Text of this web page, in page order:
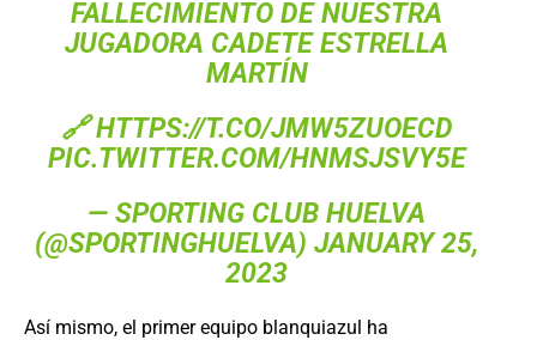
FALLECIMIENTO DE NUESTRA
JUGADORA CADETE ESTRELLA
MARTÍN
🔗HTTPS://T.CO/JMW5ZUOECD
PIC.TWITTER.COM/HNMSJSVY5E
— SPORTING CLUB HUELVA
(@SPORTINGHUELVA) JANUARY 25,
2023
Así mismo, el primer equipo blanquiazul ha